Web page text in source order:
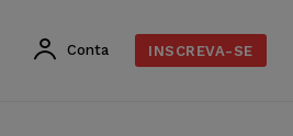
Conta INSCREVA-SE